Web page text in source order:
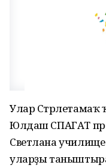
Улар
Юлдаш СПАГАТ
Светлана училище
уларҙы